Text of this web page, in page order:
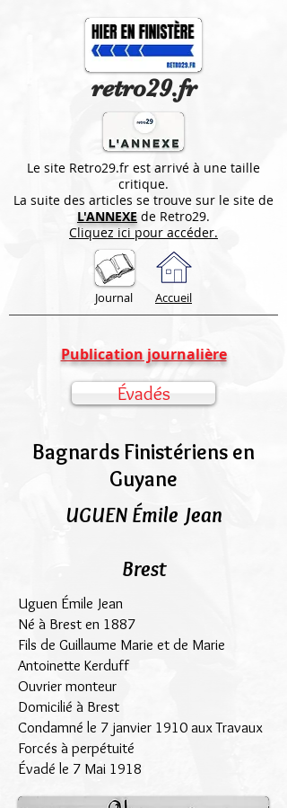
retro29.fr
Le site Retro29.fr est arrivé à une taille
critique.
La suite des articles se trouve sur le site de
L'ANNEXE de Retro29.
Cliquez ici pour accéder.
Journal Accueil
Publication journalière
Évadés
Bagnards Finistériens en
Guyane
UGUEN Émile Jean
Brest
Uguen Émile Jean
Né à Brest en 1887
Fils de Guillaume Marie et de Marie
Antoinette Kerduff
Ouvrier monteur
Domicilié à Brest
Condamné le 7 janvier 1910 aux Travaux
Forcés à perpétuité
Évadé le 7 Mai 1918